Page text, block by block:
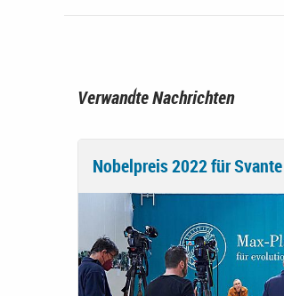
Verwandte Nachrichten
Nobelpreis 2022 für